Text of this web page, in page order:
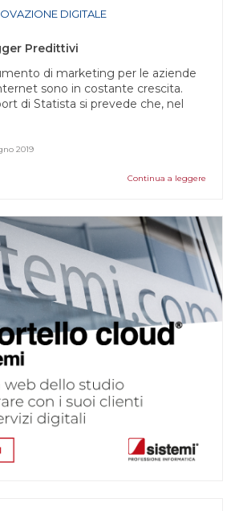
DIGITALE
Predittivi
di marketing per le aziende
sono in costante crescita.
di Statista si prevede che, nel
2019
Continua a leggere